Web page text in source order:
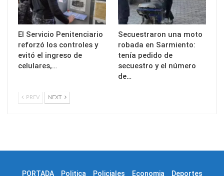
El Servicio Penitenciario
reforzó los controles y
evitó el ingreso de
celulares,…
Secuestraron una moto
robada en Sarmiento:
tenía pedido de
secuestro y el número
de…
PREV NEXT
PORTADA Politica Policiales Economia Deportes